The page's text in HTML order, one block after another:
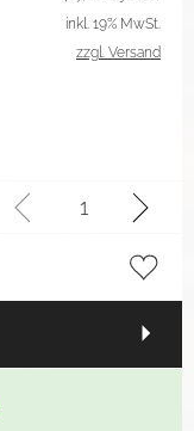
inkl. 19% MwSt.
zzgl. Versand